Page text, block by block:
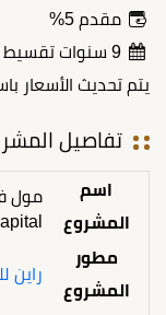
مقدم 5%
9 سنوات تقسيط
يتم تحديث الأسعار
تفاصيل
اسم
المشروع
مطور
المشروع
راين